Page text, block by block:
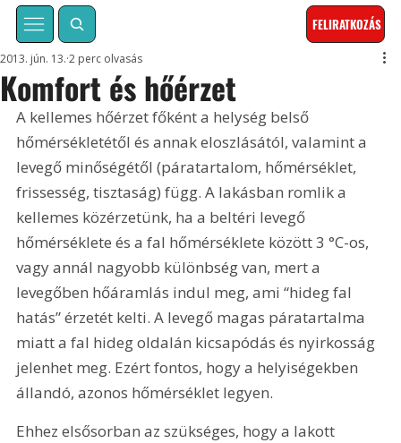
FELIRATKOZÁS
Komfort és hőérzet
2013. jún. 13. 2 perc olvasás
A kellemes hőérzet főként a helység belső
hőmérsékletétől és annak eloszlásától, valamint a
levegő minőségétől (páratartalom, hőmérséklet,
frissesség, tisztaság) függ. A lakásban romlik a
kellemes közérzetünk, ha a beltéri levegő
hőmérséklete és a fal hőmérséklete között 3 °C-os,
vagy annál nagyobb különbség van, mert a
levegőben hőáramlás indul meg, ami “hideg fal
hatás” érzetét kelti. A levegő magas páratartalma
miatt a fal hideg oldalán kicsapódás és nyirkosság
jelenhet meg. Ezért fontos, hogy a helyiségekben
állandó, azonos hőmérséklet legyen.
Ehhez elsősorban az szükséges, hogy a lakott